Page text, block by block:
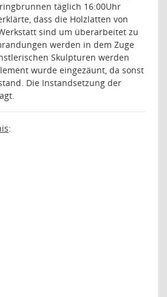
täglich 16:00Uhr
dass die Holzlatten von
sind um überarbeitet zu
werden in dem Zuge
Skulpturen werden
wurde eingezäunt, da sonst
Die Instandsetzung der
: